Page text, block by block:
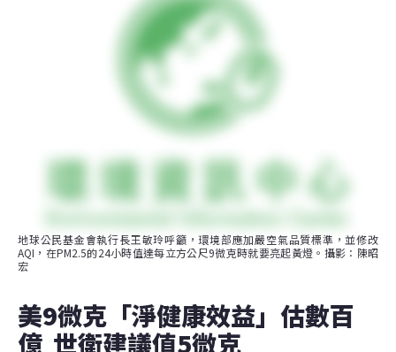
地球公民基金會執行長王敏玲呼籲，環境部應加嚴空氣品質標準，並修改
AQI，在PM2.5的24小時值達每立方公尺9微克時就要亮起黃燈。攝影：陳昭
宏
美9微克「淨健康效益」估數百
億  世衛建議值5微克